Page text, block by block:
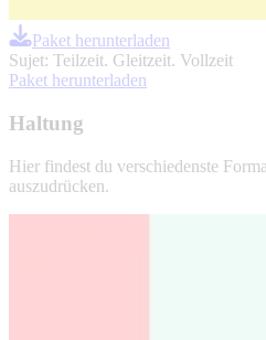
Paket herunterladen
Sujet: Teilzeit. Gleitzeit. Vollzeit
Paket herunterladen
Haltung
Hier findest du verschiedenste
auszudrücken.